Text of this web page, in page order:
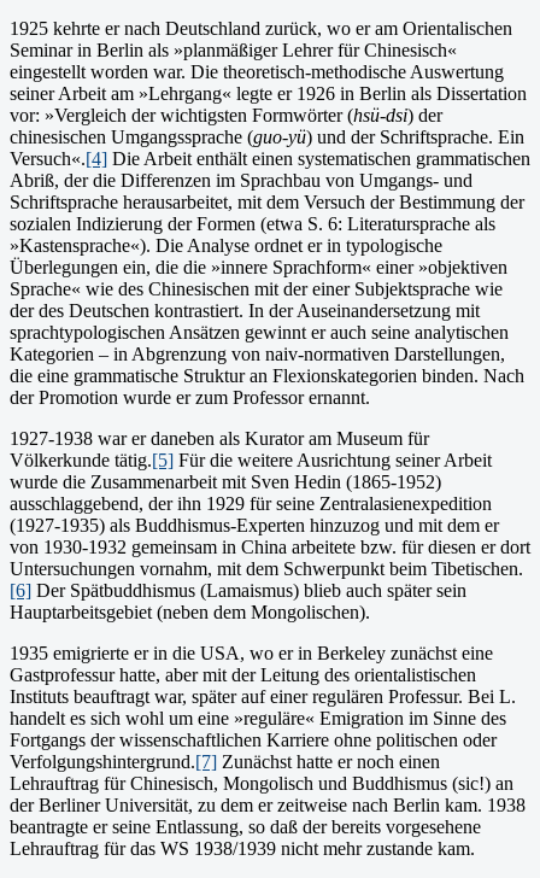
1925 kehrte er nach Deutschland zurück, wo er am Orientalischen
Semi­nar in Berlin als »planmäßiger Lehrer für Chinesisch«
eingestellt worden war. Die theoretisch-methodische Auswertung
seiner Arbeit am »Lehrgang« legte er 1926 in Berlin als Dissertation
vor: »Vergleich der wichtigsten Formwörter (hsü-dsi) der
chinesischen Umgangssprache (guo-yü) und der Schriftsprache. Ein
Versuch«.[4] Die Arbeit enthält einen systematischen grammatischen
Abriß, der die Differenzen im Sprachbau von Umgangs- und
Schriftsprache her­ausarbeitet, mit dem Versuch der Bestimmung der
sozialen Indizierung der Formen (etwa S. 6: Literatursprache als
»Kastensprache«). Die Analyse ordnet er in typologische
Überlegungen ein, die die »innere Sprachform« ei­ner »objektiven
Sprache« wie des Chinesischen mit der einer Subjekt­sprache wie
der des Deutschen kontrastiert. In der Auseinandersetzung mit
sprachtypologischen Ansätzen gewinnt er auch seine analyti­schen
Kategorien – in Abgrenzung von naiv-normativen Darstellun­gen,
die eine grammatische Struktur an Flexionskategorien binden. Nach
der Promotion wurde er zum Professor ernannt.
1927-1938 war er daneben als Kurator am Museum für
Völkerkunde tätig.[5] Für die weitere Ausrichtung seiner Arbeit
wurde die Zusammenarbeit mit Sven Hedin (1865-1952)
ausschlaggebend, der ihn 1929 für seine Zentralasienexpedition
(1927-1935) als Buddhismus-Experten hinzuzog und mit dem er
von 1930-1932 gemeinsam in China arbeitete bzw. für diesen er dort
Untersuchungen vornahm, mit dem Schwerpunkt beim Tibetischen.
[6] Der Spätbuddhismus (Lamaismus) blieb auch später sein
Hauptarbeitsgebiet (neben dem Mongolischen).
1935 emigrierte er in die USA, wo er in Berke­ley zunächst eine
Gastprofessur hatte, aber mit der Leitung des orientalistischen
Instituts beauftragt war, später auf einer regulären Professur. Bei L.
handelt es sich wohl um eine »reguläre« Emigration im Sinne des
Fortgangs der wissenschaftlichen Karriere ohne politischen oder
Verfolgungshin­tergrund.[7] Zunächst hatte er noch einen
Lehrauftrag für Chinesisch, Mongolisch und Buddhismus (sic!) an
der Berliner Universität, zu dem er zeitweise nach Berlin kam. 1938
beantragte er seine Entlassung, so daß der bereits vorgesehene
Lehrauftrag für das WS 1938/1939 nicht mehr zustande kam.